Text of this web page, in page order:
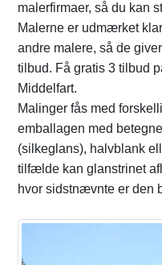
malerfirmaer, så du kan
Malerne er udmærket
andre malere, så de
tilbud. Få gratis 3 tilbud
Middelfart.
Malinger fås med
emballagen med
(silkeglans), halvblank
tilfælde kan glanstrinet
hvor sidstnævnte er den